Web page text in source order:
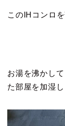
このIHコンロ
お湯を沸かし
た部屋を加湿